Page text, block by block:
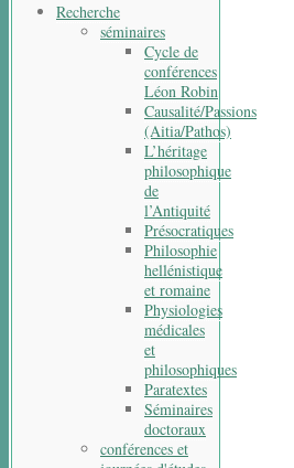
Recherche
séminaires
Cycle de
conférences
Léon Robin
Causalité/Passions
(Aitia/Pathos)
L’héritage
philosophique
de
l’Antiquité
Présocratiques
Philosophie
hellénistique
et romaine
Physiologies
médicales
et
philosophiques
Paratextes
Séminaires
doctoraux
conférences et